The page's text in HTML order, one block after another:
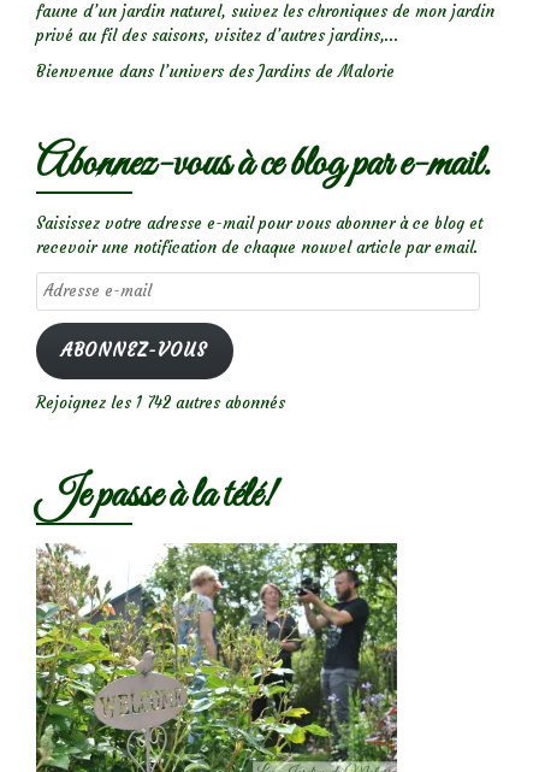
faune d’un jardin naturel, suivez les chroniques de mon jardin
privé au fil des saisons, visitez d’autres jardins,...
Bienvenue dans l’univers des Jardins de Malorie
Abonnez-vous à ce blog par e-mail.
Saisissez votre adresse e-mail pour vous abonner à ce blog et
recevoir une notification de chaque nouvel article par email.
Adresse
e-
mail
ABONNEZ-VOUS
Rejoignez les 1 742 autres abonnés
Je passe à la télé!